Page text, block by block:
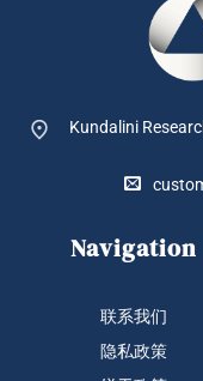
Kundalini
Navigation
联系我们
隐私政策